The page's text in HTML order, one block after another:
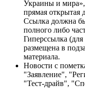
Украины и мира»,
прямая открытая
Ссылка должна
полного либо
Гиперссылка
размещена в
материала.
Новости с
"Заявление",
"Тест-драйв",